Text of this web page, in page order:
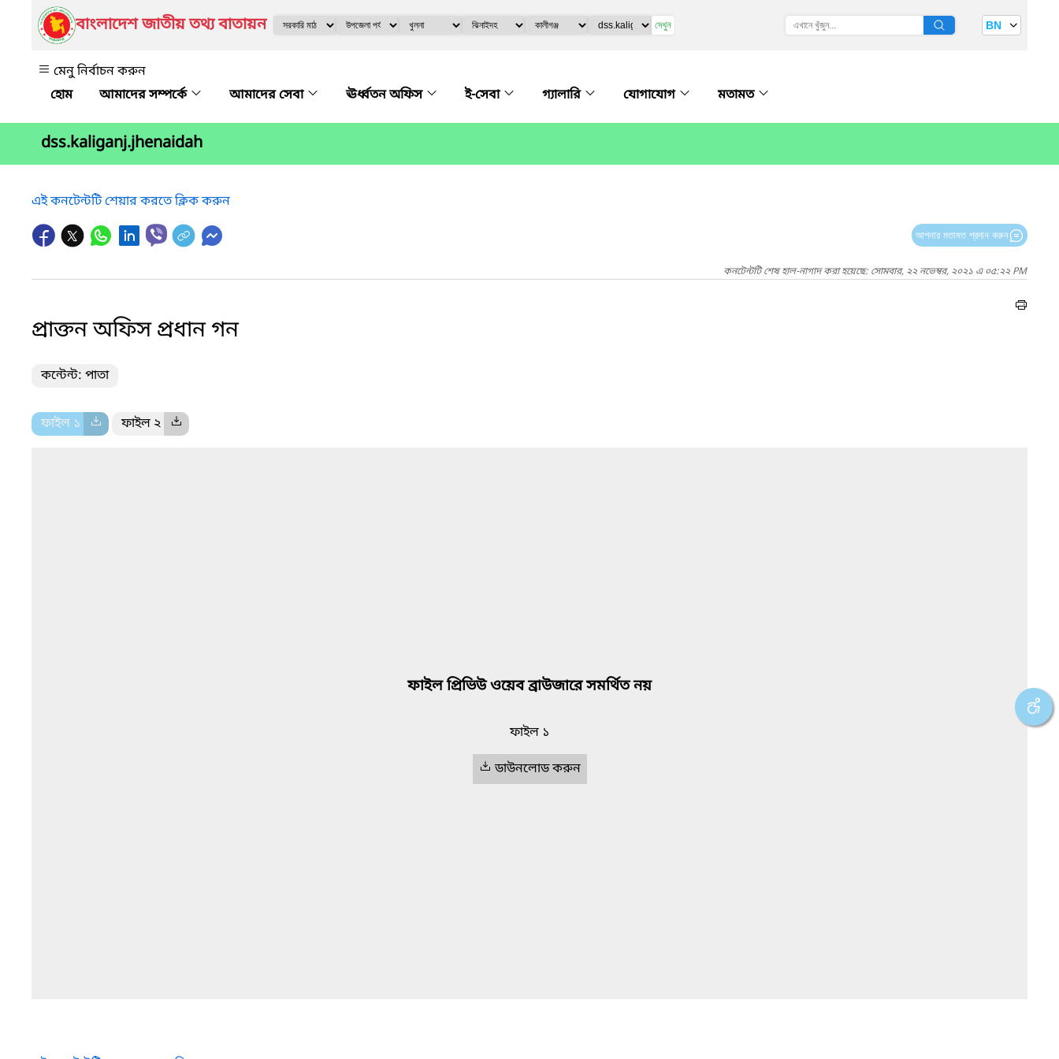
বাংলাদেশ জাতীয় তথ্য বাতায়ন দেখুন BN
মেনু নির্বাচন করুন
আমাদের সম্পর্কে
আমাদের সেবা ঊর্ধ্বতন অফিস ই-সেবা গ্যালারি যোগাযোগ মতামত
dss.kaliganj.jhenaidah
এই কনটেন্টটি শেয়ার করতে ক্লিক করুন
আপনার মতামত প্রদান করুন
কনটেন্টটি শেষ হাল-নাগাদ করা হয়েছে: সোমবার, ২২ নভেম্বর, ২০২১ এ ০৫:২২ PM
প্রাক্তন অফিস প্রধান গন
কন্টেন্ট: পাতা
ফাইল ১ ফাইল ২
ফাইল প্রিভিউ ওয়েব ব্রাউজারে সমর্থিত নয়
ফাইল ১
ডাউনলোড করুন